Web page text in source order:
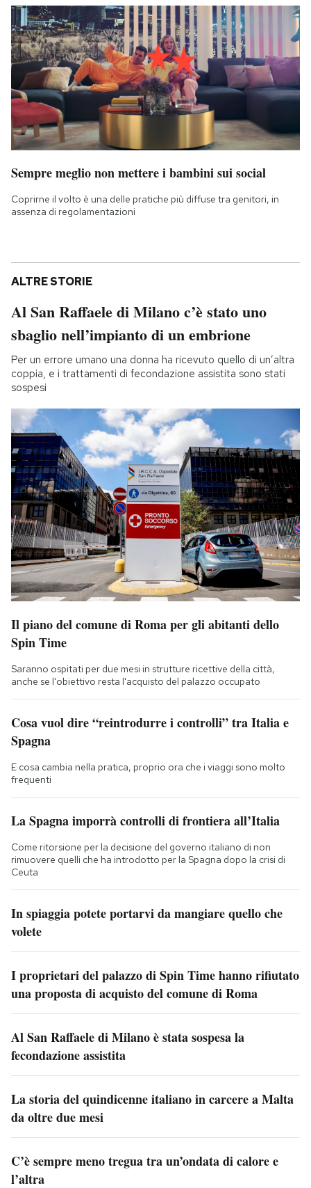
Sempre meglio non mettere i bambini sui social
Coprirne il volto è una delle pratiche più diffuse tra genitori, in
assenza di regolamentazioni
ALTRE STORIE
Al San Raffaele di Milano c’è stato uno
sbaglio nell’impianto di un embrione
Per un errore umano una donna ha ricevuto quello di un’altra
coppia, e i trattamenti di fecondazione assistita sono stati
sospesi
Il piano del comune di Roma per gli abitanti dello
Spin Time
Saranno ospitati per due mesi in strutture ricettive della città,
anche se l'obiettivo resta l'acquisto del palazzo occupato
Cosa vuol dire “reintrodurre i controlli” tra Italia e
Spagna
E cosa cambia nella pratica, proprio ora che i viaggi sono molto
frequenti
La Spagna imporrà controlli di frontiera all’Italia
Come ritorsione per la decisione del governo italiano di non
rimuovere quelli che ha introdotto per la Spagna dopo la crisi di
Ceuta
In spiaggia potete portarvi da mangiare quello che
volete
I proprietari del palazzo di Spin Time hanno rifiutato
una proposta di acquisto del comune di Roma
Al San Raffaele di Milano è stata sospesa la
fecondazione assistita
La storia del quindicenne italiano in carcere a Malta
da oltre due mesi
C’è sempre meno tregua tra un’ondata di calore e
l’altra